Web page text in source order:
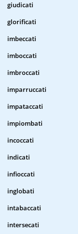
giudicati
glorificati
imbeccati
imboccati
imbroccati
imparruccati
impataccati
impiombati
incoccati
indicati
infioccati
inglobati
intabaccati
intersecati